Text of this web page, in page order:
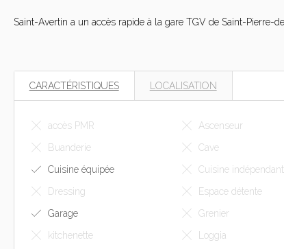
Saint-Avertin a un accès rapide à la gare TGV de Saint-Pierre-
CARACTÉRISTIQUES LOCALISATION
accès PMR Ascenseur
Buanderie
Cave
Cuisine équipée
Cuisine
Dressing
Espace détente
Garage
Grenier
kitchenette
Loggia